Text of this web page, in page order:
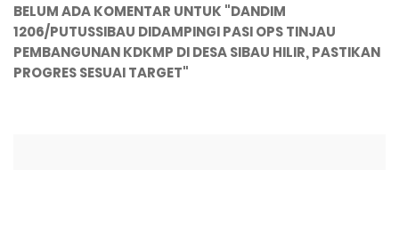
BELUM ADA KOMENTAR UNTUK "DANDIM
1206/PUTUSSIBAU DIDAMPINGI PASI OPS TINJAU
PEMBANGUNAN KDKMP DI DESA SIBAU HILIR, PASTIKAN
PROGRES SESUAI TARGET"